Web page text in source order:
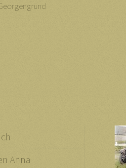
Anna